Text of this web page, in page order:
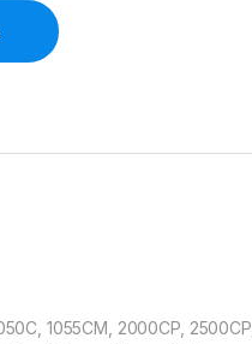
1055CM, 2000CP, 2500CP,